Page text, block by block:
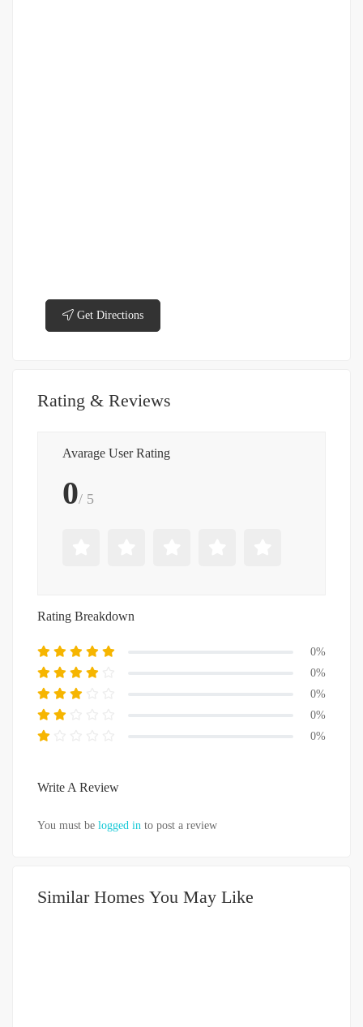
Get Directions
Rating & Reviews
Avarage User Rating
0/ 5
Rating Breakdown
0%
0%
0%
0%
0%
Write A Review
You must be logged in to post a review
Similar Homes You May Like